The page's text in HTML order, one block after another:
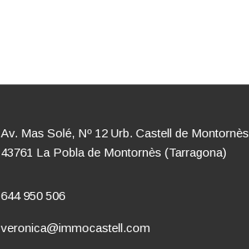
Av. Mas Solé, Nº 12 Urb. Castell de Montornès
43761 La Pobla de Montornès (Tarragona)
644 950 506
veronica@immocastell.com